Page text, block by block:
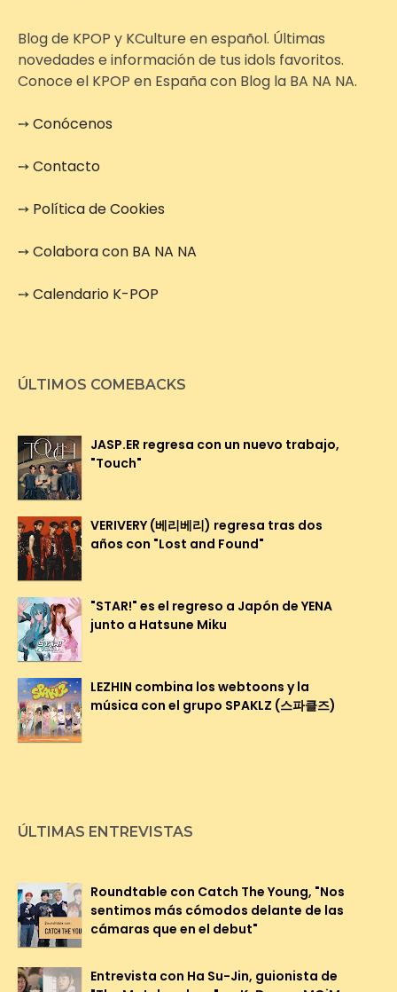
Blog de KPOP y KCulture en español. Últimas
novedades e información de tus idols favoritos.
Conoce el KPOP en España con Blog la BA NA NA.
➙Conócenos
➙Contacto
➙ Política de Cookies
➙Colabora con BA NA NA
➙Calendario K-POP
ÚLTIMOS COMEBACKS
JASP.ER regresa con un nuevo trabajo,
"Touch"
VERIVERY (베리베리) regresa tras dos
años con "Lost and Found"
"STAR!" es el regreso a Japón de YENA
junto a Hatsune Miku
LEZHIN combina los webtoons y la
música con el grupo SPAKLZ (스파클즈)
ÚLTIMAS ENTREVISTAS
Roundtable con Catch The Young, "Nos
sentimos más cómodos delante de las
cámaras que en el debut"
Entrevista con Ha Su-Jin, guionista de